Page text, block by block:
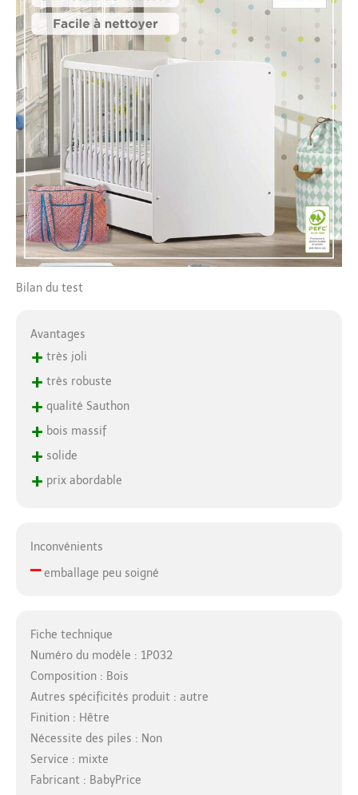
Bilan du test
Avantages
+ très joli
+ très robuste
+ qualité Sauthon
+ bois massif
+ solide
+ prix abordable
Inconvénients
–emballage peu soigné
Fiche technique
Numéro du modèle : 1P032
Composition : Bois
Autres spécificités produit : autre
Finition : Hêtre
Nécessite des piles : Non
Service : mixte
Fabricant : BabyPrice